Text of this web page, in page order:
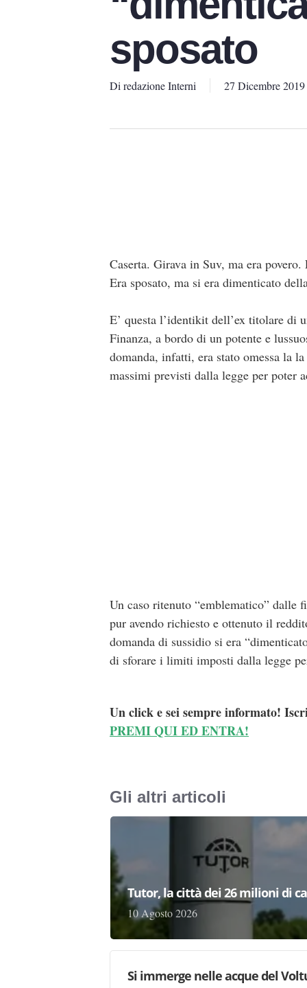
sposato
Di redazione Interni 27 Dicembre 2019
Caserta. Girava in Suv, ma era
Era sposato, ma si era dimenticato
E’ questa l’identikit dell’ex titolare di
Finanza, a bordo di un potente e
domanda, infatti, era stato omessa la
massimi previsti dalla legge per poter
Un caso ritenuto “emblematico” dalle
pur avendo richiesto e ottenuto il
domanda di sussidio si era
di sforare i limiti imposti dalla legge
Un click e sei sempre informato!
PREMI QUI ED ENTRA!
Gli altri articoli
Tutor, la città dei 26 milioni di
10 Agosto 2026
Si immerge nelle acque del